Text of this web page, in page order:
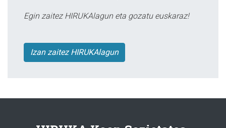
Egin zaitez HIRUKAlagun eta gozatu euskaraz!
Izan zaitez HIRUKAlagun